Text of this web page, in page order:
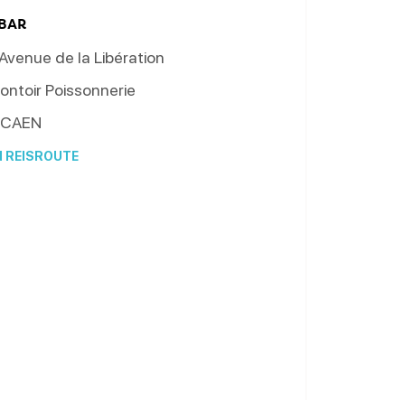
de la Libération
Poissonnerie
CAEN
REISROUTE